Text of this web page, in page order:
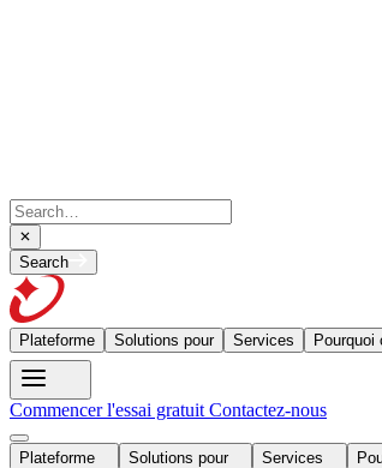
Search
Plateforme Solutions pour Services
Commencer l'essai gratuit Contactez-nous
Plateforme Solutions pour Services